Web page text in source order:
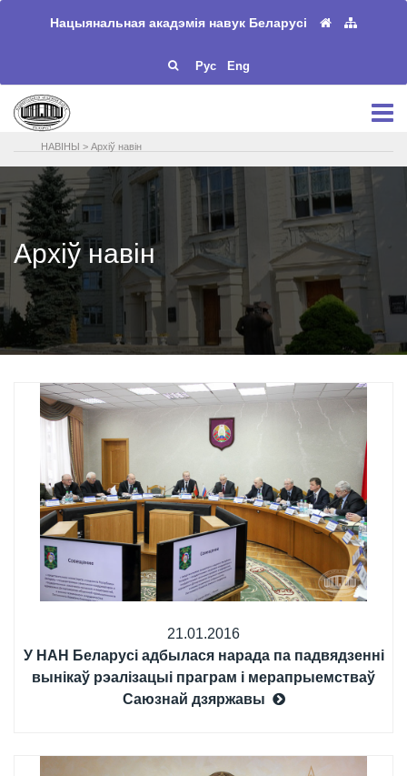
Нацыянальная акадэмія навук Беларусі
Рус Eng
НАВIНЫ > Архiў навiн
Архiў навiн
21.01.2016
У НАН Беларусі адбылася нарада па падвядзенні
вынікаў рэалізацыі праграм і мерапрыемстваў
Саюзнай дзяржавы